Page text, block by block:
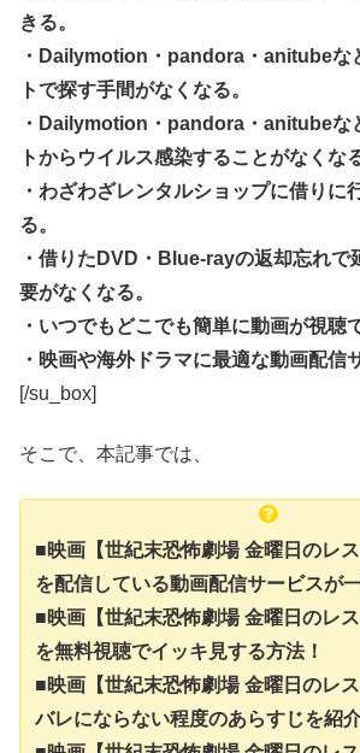
きる。
・Dailymotion・pandora・anitubeな
トで探す手間がなくなる。
・Dailymotion・pandora・anitubeな
トからウイルス感染することがなくな
・わざわざレンタルショップに借りに
る。
・借りたDVD・Blue-rayの返却忘れで
要がなくなる。
・いつでもどこでも簡単に動画が視聴
・映画や海外ドラマに最適な動画配信
[/su_box]
そこで、本記事では、
■映画【世紀末恐怖劇場 金曜日のレ
を配信している動画配信サービスが
■映画【世紀末恐怖劇場 金曜日のレ
を無料視聴でイッキ見する方法！
■映画【世紀末恐怖劇場 金曜日のレ
バレにならない程度のあらすじを紹介